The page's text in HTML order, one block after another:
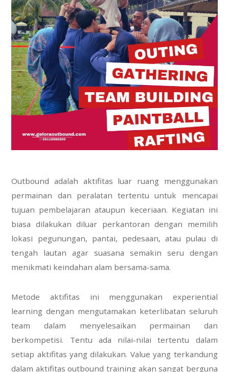
Outbound adalah aktifitas luar ruang menggunakan
permainan dan peralatan tertentu untuk mencapai
tujuan pembelajaran ataupun keceriaan. Kegiatan ini
biasa dilakukan diluar perkantoran dengan memilih
lokasi pegunungan, pantai, pedesaan, atau pulau di
tengah lautan agar suasana semakin seru dengan
menikmati keindahan alam bersama-sama.
Metode aktifitas ini menggunakan experiential
learning dengan mengutamakan keterlibatan seluruh
team dalam menyelesaikan permainan dan
berkompetisi. Tentu ada nilai-nilai tertentu dalam
setiap aktifitas yang dilakukan. Value yang terkandung
dalam aktifitas outbound training akan sangat berguna